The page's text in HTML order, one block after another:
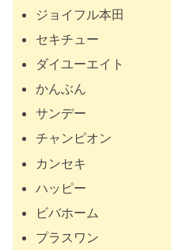
ジョイフル本田
セキチュー
ダイユーエイト
かんぶん
サンデー
チャンピオン
カンセキ
ハッピー
ビバホーム
プラスワン